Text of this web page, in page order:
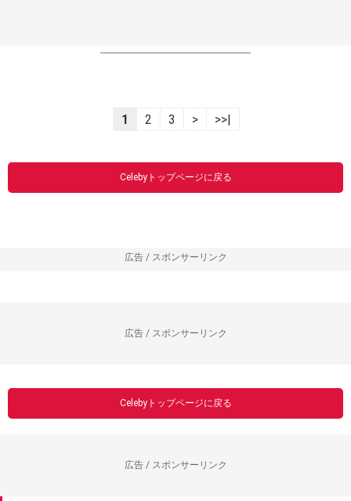
----------------------------------------------------------------
1 2 3 > >>|
Celebyトップページに戻る
広告 / スポンサーリンク
広告 / スポンサーリンク
Celebyトップページに戻る
広告 / スポンサーリンク